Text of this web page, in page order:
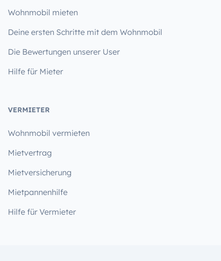
Wohnmobil mieten
Deine ersten Schritte mit dem Wohnmobil
Die Bewertungen unserer User
Hilfe für Mieter
VERMIETER
Wohnmobil vermieten
Mietvertrag
Mietversicherung
Mietpannenhilfe
Hilfe für Vermieter